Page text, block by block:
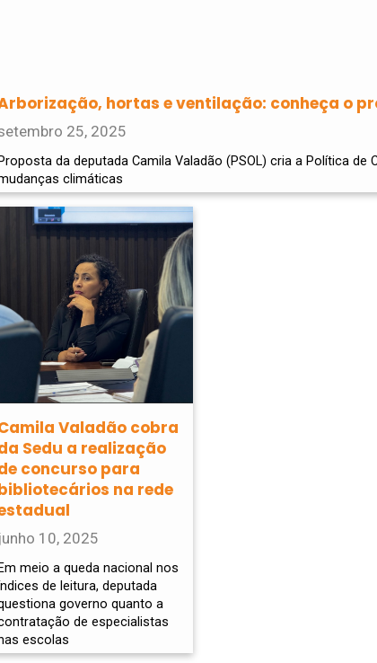
hortas e ventilação: conheça o
25, 2025
Proposta da deputada Camila Valadão (PSOL) cria a Política
climáticas
Valadão cobra
Sedu a realização
concurso para
na rede
junho 10, 2025
Em meio a queda nacional nos
de leitura, deputada
governo quanto a
de especialistas
escolas